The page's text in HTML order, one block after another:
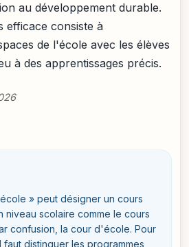
au développement durable.
efficace consiste à
de l'école avec les élèves
à des apprentissages précis.
» peut désigner un cours
niveau scolaire comme le cours
confusion, la cour d'école. Pour
distinguer les programmes